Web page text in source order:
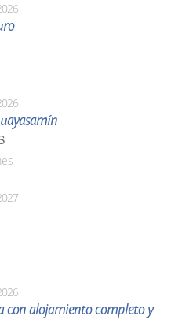
con alojamiento completo y